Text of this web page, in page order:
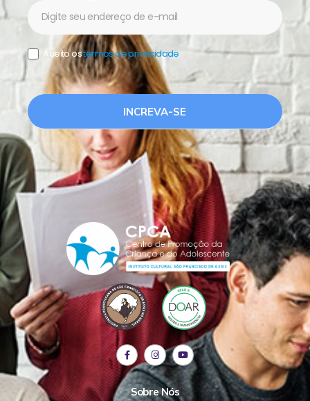
Aceito ostermos de privacidade.
INCREVA-SE
Sobre Nós